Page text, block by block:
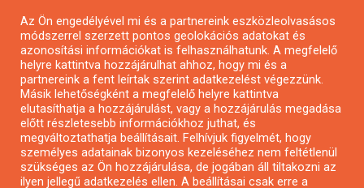
Pályázatok magánszemélyeknek
Pályázatok civil szervezeteknek
Pályázatok vállalkozásoknak
Önkormányzati pályázatok
Mezőgazdasági pályázatok
Falusi turizmus pályázatok
Az Ön engedélyével mi és a partnereink eszközleolvasásos
módszerrel szerzett pontos geolokációs adatokat és
azonosítási információkat is felhasználhatunk. A megfelelő
helyre kattintva hozzájárulhat ahhoz, hogy mi és a
partnereink a fent leírtak szerint adatkezelést végezzünk.
Másik lehetőségként a megfelelő helyre kattintva
elutasíthatja a hozzájárulást, vagy a hozzájárulás megadása
előtt részletesebb információkhoz juthat, és
megváltoztathatja beállításait. Felhívjuk figyelmét, hogy
személyes adatainak bizonyos kezeléséhez nem feltétlenül
szükséges az Ön hozzájárulása, de jogában áll tiltakozni az
ilyen jellegű adatkezelés ellen. A beállításai csak erre a